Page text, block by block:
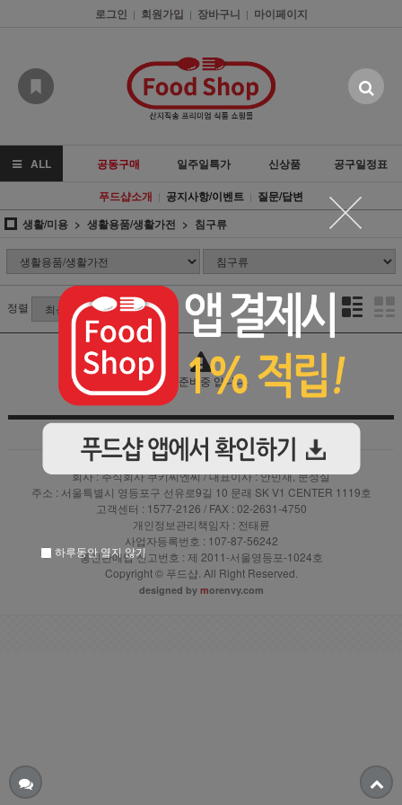
로그인 | 회원가입 | 장바구니 | 마이페이지
ALL 공동구매 일주일특가 신상품
공구일정표
푸드샵소개 | 공지사항/이벤트 | 질문/답변
생활/미용
생활용품/생활가전 침구류
정렬
상품 준비중 입니다.
개인정보 처리방침|이용약관 | PC버전 바로가기
회사 : 주식회사 쿠키씨엔씨 / 대표이사 : 안민재, 문성실
주소 : 서울특별시 영등포구 선유로9길 10 문래 SK V1 CENTER 1119호
고객센터 : 1577-2126 / FAX : 02-2631-4750
개인정보관리책임자 : 전태륜
사업자등록번호 : 107-87-56242
통신판매업 신고번호 : 제 2011-서울영등포-1024호
Copyright © 푸드샵. All Right Reserved.
designed by morenvy.com
하루동안 열지 않기